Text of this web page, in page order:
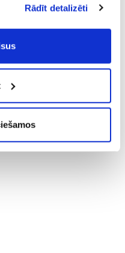
Rādīt detalizēti